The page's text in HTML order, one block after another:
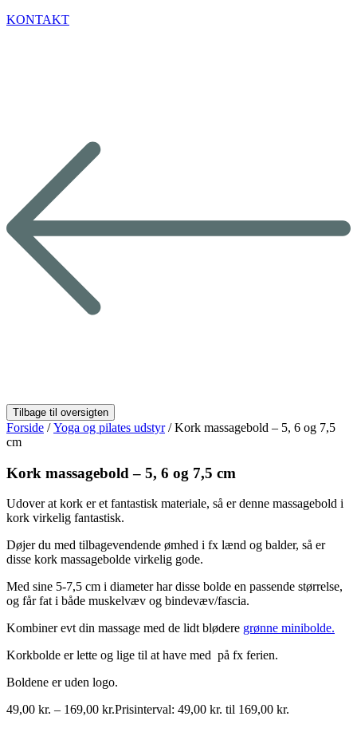
KONTAKT
Forside /Yoga og pilates udstyr/ Kork massagebold – 5, 6 og 7,5
cm
Kork massagebold – 5, 6 og 7,5 cm
Udover at kork er et fantastisk materiale, så er denne massagebold i
kork virkelig fantastisk.
Døjer du med tilbagevendende ømhed i fx lænd og balder, så er
disse kork massagebolde virkelig gode.
Med sine 5-7,5 cm i diameter har disse bolde en passende størrelse,
og får fat i både muskelvæv og bindevæv/fascia.
Kombiner evt din massage med de lidt blødere grønne minibolde.
Korkbolde er lette og lige til at have med på fx ferien.
Boldene er uden logo.
49,00 kr. – 169,00 kr.Prisinterval: 49,00 kr. til 169,00 kr.